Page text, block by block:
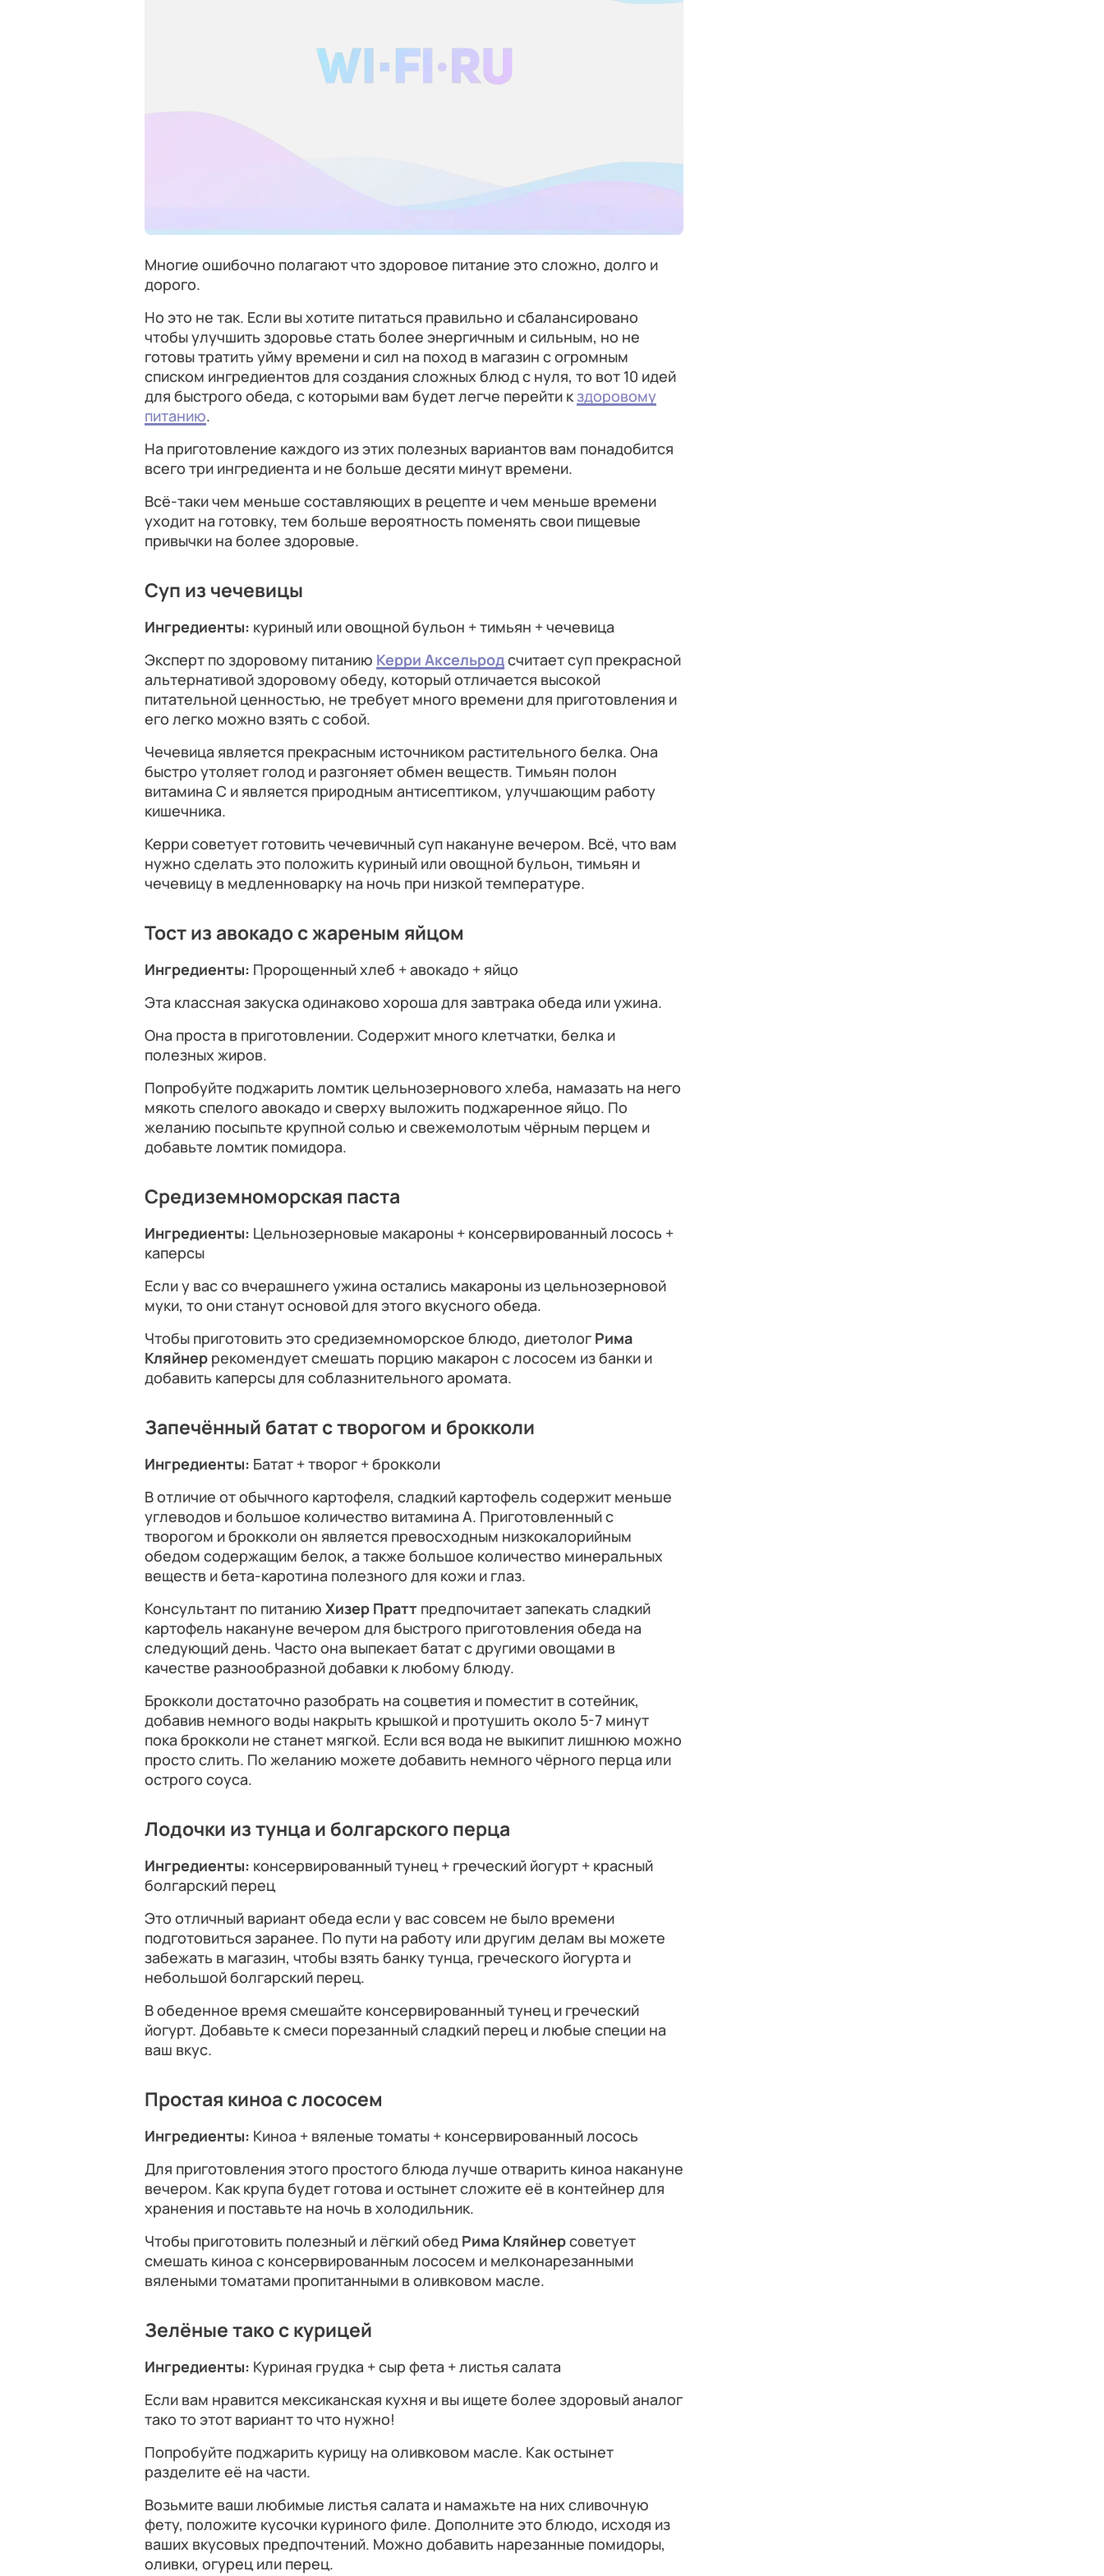
Многие ошибочно полагают что здоровое питание это сложно, долго и
дорого.
Но это не так. Если вы хотите питаться правильно и сбалансировано
чтобы улучшить здоровье стать более энергичным и сильным, но не
готовы тратить уйму времени и сил на поход в магазин с огромным
списком ингредиентов для создания сложных блюд с нуля, то вот 10 идей
для быстрого обеда, с которыми вам будет легче перейти кздоровому
питанию.
На приготовление каждого из этих полезных вариантов вам понадобится
всего три ингредиента и не больше десяти минут времени.
Всё-таки чем меньше составляющих в рецепте и чем меньше времени
уходит на готовку, тем больше вероятность поменять свои пищевые
привычки на более здоровые.
Суп из чечевицы
Ингредиенты: куриный или овощной бульон + тимьян + чечевица
Эксперт по здоровому питанию Керри Аксельродсчитает суп прекрасной
альтернативой здоровому обеду, который отличается высокой
питательной ценностью, не требует много времени для приготовления и
его легко можно взять с собой.
Чечевица является прекрасным источником растительного белка. Она
быстро утоляет голод и разгоняет обмен веществ. Тимьян полон
витамина С и является природным антисептиком, улучшающим работу
кишечника.
Керри советует готовить чечевичный суп накануне вечером. Всё, что вам
нужно сделать это положить куриный или овощной бульон, тимьян и
чечевицу в медленноварку на ночь при низкой температуре.
Тост из авокадо с жареным яйцом
Ингредиенты: Пророщенный хлеб + авокадо + яйцо
Эта классная закуска одинаково хороша для завтрака обеда или ужина.
Она проста в приготовлении. Содержит много клетчатки, белка и
полезных жиров.
Попробуйте поджарить ломтик цельнозернового хлеба, намазать на него
мякоть спелого авокадо и сверху выложить поджаренное яйцо. По
желанию посыпьте крупной солью и свежемолотым чёрным перцем и
добавьте ломтик помидора.
Средиземноморская паста
Ингредиенты: Цельнозерновые макароны + консервированный лосось +
каперсы
Если у вас со вчерашнего ужина остались макароны из цельнозерновой
муки, то они станут основой для этого вкусного обеда.
Чтобы приготовить это средиземноморское блюдо, диетолог Рима
Кляйнер рекомендует смешать порцию макарон с лососем из банки и
добавить каперсы для соблазнительного аромата.
Запечённый батат с творогом и брокколи
Ингредиенты: Батат + творог + брокколи
В отличие от обычного картофеля, сладкий картофель содержит меньше
углеводов и большое количество витамина А. Приготовленный с
творогом и брокколи он является превосходным низкокалорийным
обедом содержащим белок, а также большое количество минеральных
веществ и бета-каротина полезного для кожи и глаз.
Консультант по питанию Хизер Пратт предпочитает запекать сладкий
картофель накануне вечером для быстрого приготовления обеда на
следующий день. Часто она выпекает батат с другими овощами в
качестве разнообразной добавки к любому блюду.
Брокколи достаточно разобрать на соцветия и поместит в сотейник,
добавив немного воды накрыть крышкой и протушить около 5-7 минут
пока брокколи не станет мягкой. Если вся вода не выкипит лишнюю можно
просто слить. По желанию можете добавить немного чёрного перца или
острого соуса.
Лодочки из тунца и болгарского перца
Ингредиенты: консервированный тунец + греческий йогурт + красный
болгарский перец
Это отличный вариант обеда если у вас совсем не было времени
подготовиться заранее. По пути на работу или другим делам вы можете
забежать в магазин, чтобы взять банку тунца, греческого йогурта и
небольшой болгарский перец.
В обеденное время смешайте консервированный тунец и греческий
йогурт. Добавьте к смеси порезанный сладкий перец и любые специи на
ваш вкус.
Простая киноа с лососем
Ингредиенты: Киноа + вяленые томаты + консервированный лосось
Для приготовления этого простого блюда лучше отварить киноа накануне
вечером. Как крупа будет готова и остынет сложите её в контейнер для
хранения и поставьте на ночь в холодильник.
Чтобы приготовить полезный и лёгкий обед Рима Кляйнерсоветует
смешать киноа с консервированным лососем и мелконарезанными
вялеными томатами пропитанными в оливковом масле.
Зелёные тако с курицей
Ингредиенты: Куриная грудка + сыр фета + листья салата
Если вам нравится мексиканская кухня и вы ищете более здоровый аналог
тако то этот вариант то что нужно!
Попробуйте поджарить курицу на оливковом масле. Как остынет
разделите её на части.
Возьмите ваши любимые листья салата и намажьте на них сливочную
фету, положите кусочки куриного филе. Дополните это блюдо, исходя из
ваших вкусовых предпочтений. Можно добавить нарезанные помидоры,
оливки, огурец или перец.